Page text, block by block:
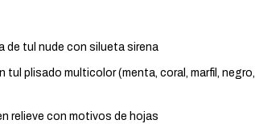
de tul nude con silueta sirena
tul plisado multicolor (menta, coral, marfil, negro,
relieve con motivos de hojas